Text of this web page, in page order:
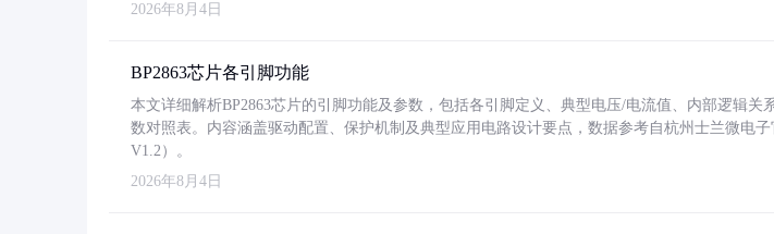
2026年8月4日
BP2863芯片各引脚功能
本文详细解析BP2863芯片的引脚功能及参数，包括各引脚定义、典型电压/电流值、内部逻辑关
数对照表。内容涵盖驱动配置、保护机制及典型应用电路设计要点，数据参考自杭州士兰微电
V1.2）。
2026年8月4日